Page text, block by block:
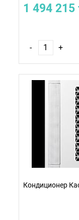
1 494 215
- +
Кондиционер